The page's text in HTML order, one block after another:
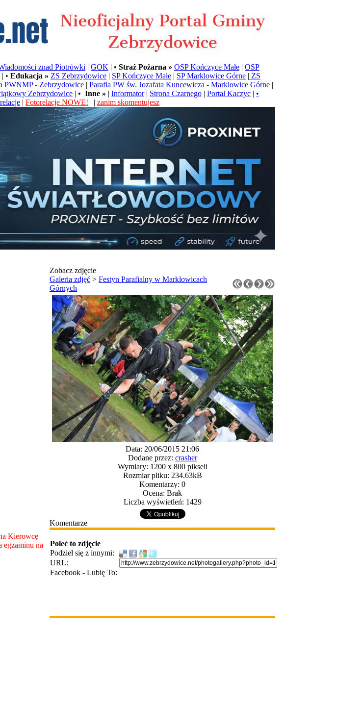
znad Piotrówki | GOK | • Straż Pożarna » OSP Kończyce Małe | OSP
| • Edukacja » ZS Zebrzydowice | SP Kończyce Małe | SP Marklowice Górne | ZS
PWNMP - Zebrzydowice | Parafia PW św. Jozafata Kuncewicza - Marklowice Górne |
Zebrzydowice | • Inne » | Informator| Strona Czarnego | Portal Kaczyc | •
| Fotorelacje NOWE! | | zanim skomentujesz
Kierowcę
na
Zobacz zdjęcie
Galeria zdjęć > Festyn Parafialny w Marklowicach
Górnych
Data: 20/06/2015 21:06
Dodane przez: crasher
Wymiary: 1200 x 800 pikseli
Rozmiar pliku: 234.63kB
Komentarzy: 0
Ocena: Brak
Liczba wyświetleń: 1429
Komentarze
Poleć to zdjęcie
Podziel się z innymi:
URL:
Facebook - Lubię To: